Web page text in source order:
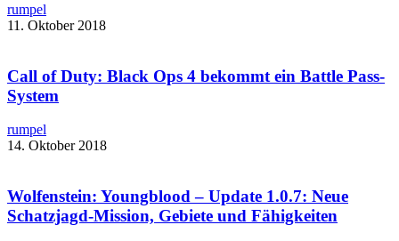
rumpel
11. Oktober 2018
Call of Duty: Black Ops 4 bekommt ein Battle Pass-
System
rumpel
14. Oktober 2018
Wolfenstein: Youngblood – Update 1.0.7: Neue
Schatzjagd-Mission, Gebiete und Fähigkeiten